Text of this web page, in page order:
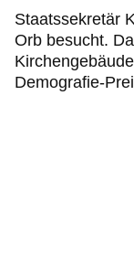
Staatssekretär
Orb besucht.
Demografie-